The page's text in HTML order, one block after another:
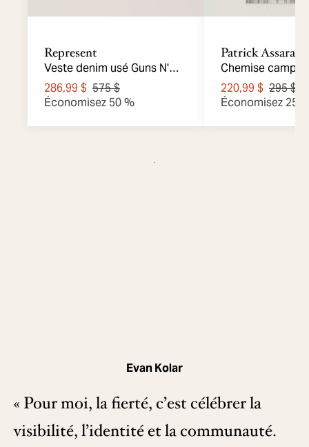
Represent
Veste denim usé Guns N'
Roses X
286,99 $ 575 $
Économisez 50 %
Patrick Assaraf
Chemise camp
ratières
220,99 $ 295 $
Économisez 25
Evan Kolar
« Pour moi, la fierté, c’est célébrer la
visibilité, l’identité et la communauté.